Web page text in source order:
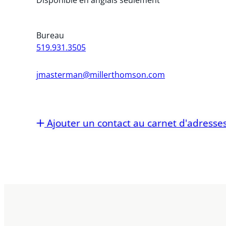
Bureau
519.931.3505
jmasterman@millerthomson.com
Ajouter un contact au carnet